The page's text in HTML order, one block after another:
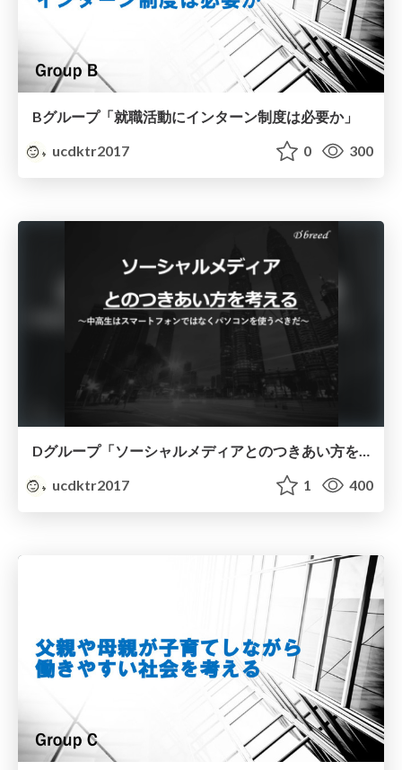
Bグループ「就職活動にインターン制度は必要か」
ucdktr2017
0 300
Dグループ「ソーシャルメディアとのつきあい⽅を考える〜中高生はスマートフォンではなくパソコンを使うべきだ〜」
ucdktr2017
1 400